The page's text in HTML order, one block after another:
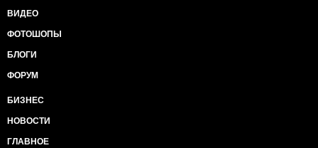
ВИДЕО
ФОТОШОПЫ
БЛОГИ
ФОРУМ
БИЗНЕС
НОВОСТИ
ГЛАВНОЕ